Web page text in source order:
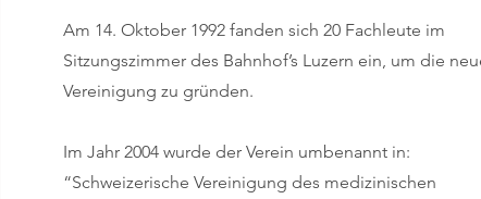
Am 14. Oktober 1992 fanden sich 20 Fachleute im
Sitzungszimmer des Bahnhof’s Luzern ein, um die
Vereinigung zu gründen.
Im Jahr 2004 wurde der Verein umbenannt in:
“Schweizerische Vereinigung des medizinischen